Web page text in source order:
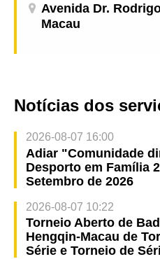
Avenida Dr.
Macau
Notícias dos
2026-08-07 16:00
Adiar "Comunidade
Desporto em Família
Setembro de 2026
2026-08-07 10:22
Torneio Aberto de
Hengqin-Macau de
Série e Torneio de